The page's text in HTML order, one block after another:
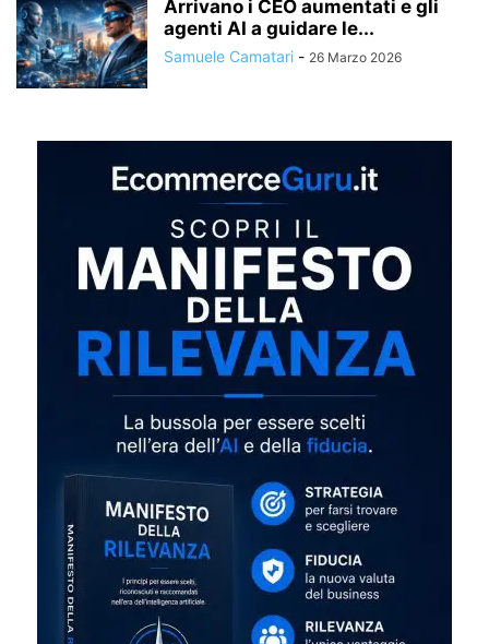
Arrivano i CEO aumentati e gli
agenti AI a guidare le...
Samuele Camatari - 26 Marzo 2026